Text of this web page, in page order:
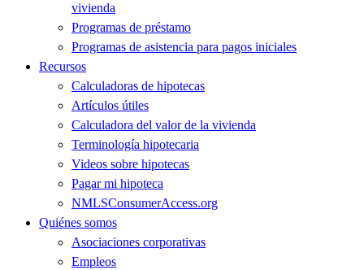
vivienda
Programas de préstamo
Programas de asistencia para pagos iniciales
Recursos
Calculadoras de hipotecas
Artículos útiles
Calculadora del valor de la vivienda
Terminología hipotecaria
Videos sobre hipotecas
Pagar mi hipoteca
NMLSConsumerAccess.org
Quiénes somos
Asociaciones corporativas
Empleos